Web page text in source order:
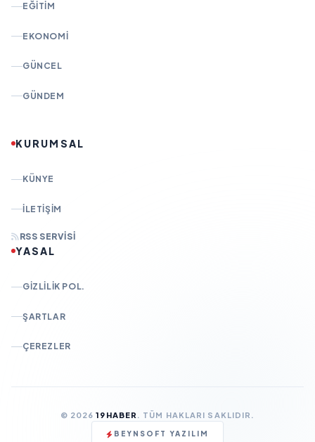
EĞITIM
EKONOMI
GÜNCEL
GÜNDEM
KURUMSAL
KÜNYE
İLETIŞIM
RSS SERVISI
YASAL
GIZLILIK POL.
ŞARTLAR
ÇEREZLER
© 202619HABER . TÜM HAKLARI SAKLIDIR.
BEYNSOFT YAZILIM